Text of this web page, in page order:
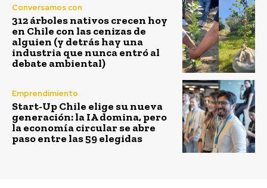
Conversamos con
312 árboles nativos crecen hoy
en Chile con las cenizas de
alguien (y detrás hay una
industria que nunca entró al
debate ambiental)
Emprendimiento
Start-Up Chile elige su nueva
generación: la IA domina, pero
la economía circular se abre
paso entre las 59 elegidas